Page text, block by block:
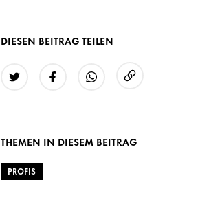
DIESEN BEITRAG TEILEN
THEMEN IN DIESEM BEITRAG
PROFIS